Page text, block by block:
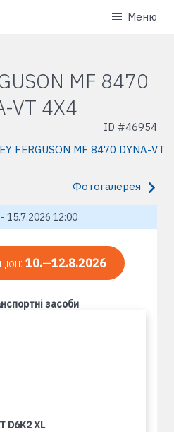
Меню
MF 8470
VT 4X4
ID #46954
Фотогалерея
15.7.2026 12:00
10.—12.8.2026
засоби
D6K2 XL